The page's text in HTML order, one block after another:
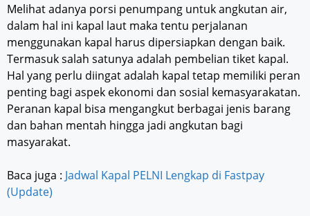
Melihat adanya porsi penumpang untuk angkutan air,
dalam hal ini kapal laut maka tentu perjalanan
menggunakan kapal harus dipersiapkan dengan baik.
Termasuk salah satunya adalah pembelian tiket kapal.
Hal yang perlu diingat adalah kapal tetap memiliki peran
penting bagi aspek ekonomi dan sosial kemasyarakatan.
Peranan kapal bisa mengangkut berbagai jenis barang
dan bahan mentah hingga jadi angkutan bagi
masyarakat.
Baca juga : Jadwal Kapal PELNI Lengkap di Fastpay
(Update)